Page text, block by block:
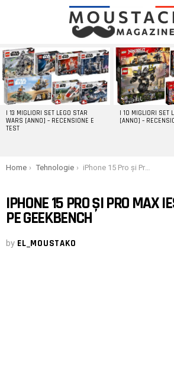
LATEST
STORIES
I 13 MIGLIORI SET LEGO STAR
WARS [ANNO] – RECENSIONE E
TEST
I 10 MIGLIORI SET
[ANNO] –
You are here:
Home Tehnologie iPhone 15 Pro și Pro Max ies în evidență pe Geekbench
IPHONE 15 PRO ȘI PRO MAX
PE GEEKBENCH
by EL_MOUSTAKO